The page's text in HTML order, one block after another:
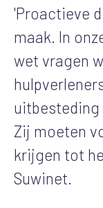
'Proactieve
maak. In
wet vragen
uitbesteding
Zij moeten
krijgen tot
Suwinet.